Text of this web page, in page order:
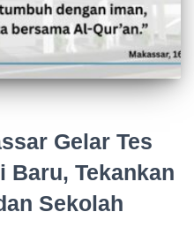
Gelar Tes
Baru, Tekankan
Sekolah